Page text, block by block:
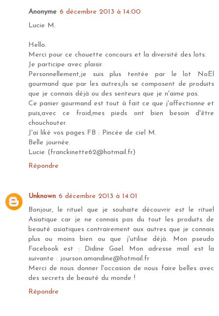
Anonyme 6 décembre 2013 à 14:00
Lucie M.
Hello.
Merci pour ce chouette concours et la diversité des lots.
Je participe avec plaisir.
Personnellement,je suis plus tentée par le lot NoËl
gourmand que par les autres,ils se composent de produits
que je connais déjà ou des senteurs que je n'aime pas.
Ce panier gourmand est tout à fait ce que j'affectionne et
puis,avec ce froid,mes pieds ont bien besoin d'être
chouchouter.
J'ai liké vos pages FB : Pincée de ciel M.
Belle journée.
Lucie (franckinette62@hotmail.fr)
Répondre
Unknown 6 décembre 2013 à 14:01
Bonjour, le rituel que je souhaite découvrir est le rituel
Asiatique car je ne connais pas du tout les produits de
beauté asiatiques contrairement aux autres que je connais
plus ou moins bien ou que j'utilise déjà. Mon pseudo
Facebook est : Didine Gael. Mon adresse mail est la
suivante : jourson.amandine@hotmail.fr
Merci de nous donner l'occasion de nous faire belles avec
des secrets de beauté du monde !
Répondre